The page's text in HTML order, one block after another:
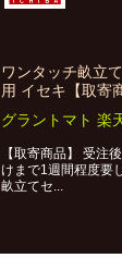
ワンタッチ畝立
用 イセキ【取寄
グラントマト 楽
【取寄商品】 受注
けまで1週間程度要
畝立てセ...